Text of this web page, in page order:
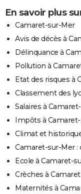
En savoir plus
Camaret-sur-Mer
Avis de décès à
Délinquance à
Pollution à
Etat des risques à
Classement des
Salaires à
Impôts à
Climat et
Camaret-sur-Mer :
Ecole à Camaret-
Crèches à
Maternités à